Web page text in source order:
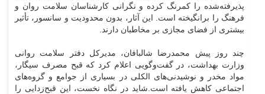
پذیرفته‌شده را کمرنگ کرده و نگرانی کارشناسان سلامت روان و
فرهنگ را برانگیخته است. این آثار، بدون محدودیت و سانسور، تأثیر
بیشتری از فضای مجازی بر مخاطبان دارند.
چند روز پیش محمدرضا شالبافان، مدیرکل دفتر سلامت روانی
وزارت بهداشت، در گفت‌وگویی اعلام کرد که قبح مصرف سیگار،
مواد مخدر و نوشیدنی‌های الکلی در بسیاری از جوامع و گروه‌های
اجتماعی کاهش یافته است. شاید در نگاه نخست، این قبح‌زدایی را